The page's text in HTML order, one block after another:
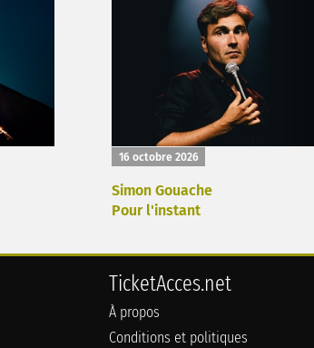
16 octobre 2026
Simon Gouache
Pour l'instant
TicketAcces.net
À propos
Conditions et politiques